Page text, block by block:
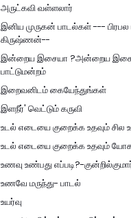
அருட்கவி வள்ளலார்
இனிய முருகன் பாடல்கள் ---
கிருஷ்ணன்--
இன்றைய இசையா ?அன்றைய
பாட்டுமன்றம்
இறைவனிடம் கையேந்துங்கள்
இளநீர்' வெட்டும் கருவி
உடல் எடையை குறைக்க உதவும் சில
உடல் எடையை குறைக்க உதவும்
உணவு உண்பது எப்படி?-
உணவே மருந்து- பாடல்
உயர்வு